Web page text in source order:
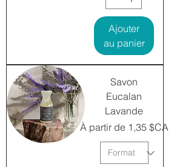
Ajouter
au panier
Savon
Eucalan
Lavande
À partir de 1,35 $CA
Prix promotionnel